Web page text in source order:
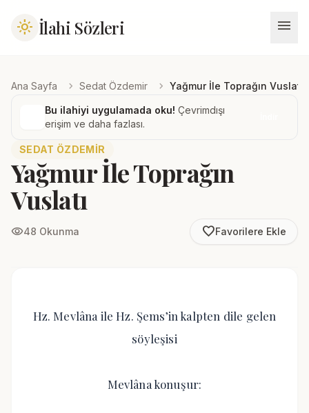
light_mode İlahi Sözleri menu
Ana Sayfa chevron_right Sedat Özdemir chevron_right Yağmur İle Toprağın Vuslatı
Bu ilahiyi uygulamada oku! Çevrimdışı
erişim ve daha fazlası.
SEDAT ÖZDEMIR
Yağmur İle Toprağın
Vuslatı
visibility48 Okunma favorite_borderFavorilere Ekle
Hz. Mevlâna ile Hz. Şems’in kalpten dile gelen
söyleşisi
Mevlâna konuşur: